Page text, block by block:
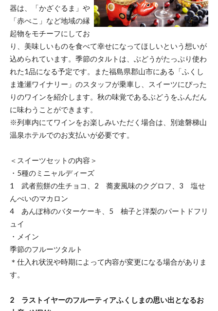
器は、「かざぐるま」や
「赤べこ」など地域の縁
起物をモチーフにしてお
り、美味しいものを食べて幸せになってほしいという想いが
込められています。季節のタルトは、ぶどうがたっぷり使わ
れた1品になる予定です。また福島県郡山市にある「ふくし
ま逢瀬ワイナリー」のスタッフが乗車し、スイーツにぴった
りのワインを紹介します。秋の味覚であるぶどうをふんだん
に味わうことができます。
※列車内にてワインをお楽しみいただく場合は、別途磐梯山
温泉ホテルでのお支払いが必要です。
＜スイーツセットの内容＞
・5種のミニャルディーズ
1 武者煎餅の生チョコ、2 蕎麦風味のクグロフ、3 塩せ
んべいのマカロン
4 あんぽ柿のバターケーキ、5 柚子と洋梨のパートドフリ
ュイ
・メイン
季節のフルーツタルト
＊仕入れ状況や時期によって内容が変更になる場合がありま
す。
2 ラストイヤーのフルーティアふくしまの思い出となるお